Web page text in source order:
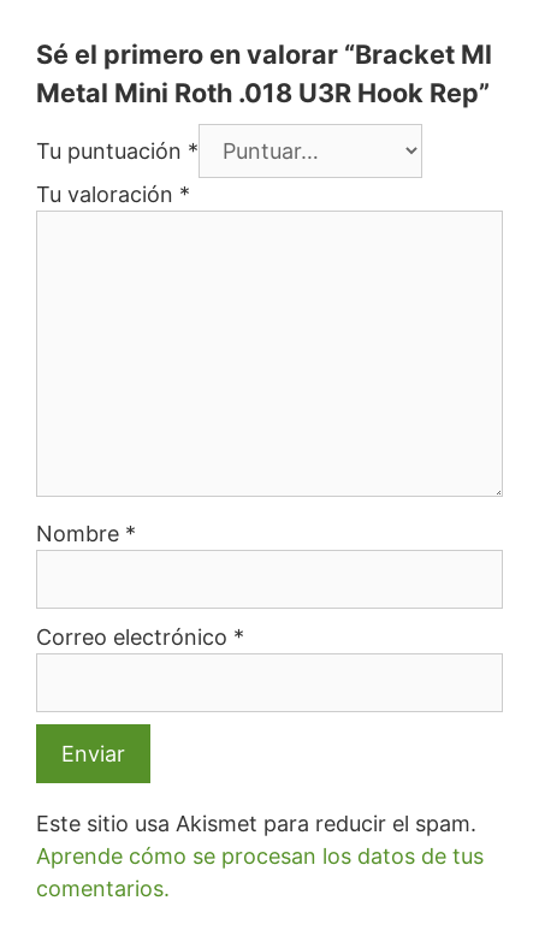
Sé el primero en valorar “Bracket Ml
Metal Mini Roth .018 U3R Hook Rep”
Tu puntuación *
Tu valoración *
Nombre *
Correo electrónico *
Este sitio usa Akismet para reducir el spam.
Aprende cómo se procesan los datos de tus
comentarios.